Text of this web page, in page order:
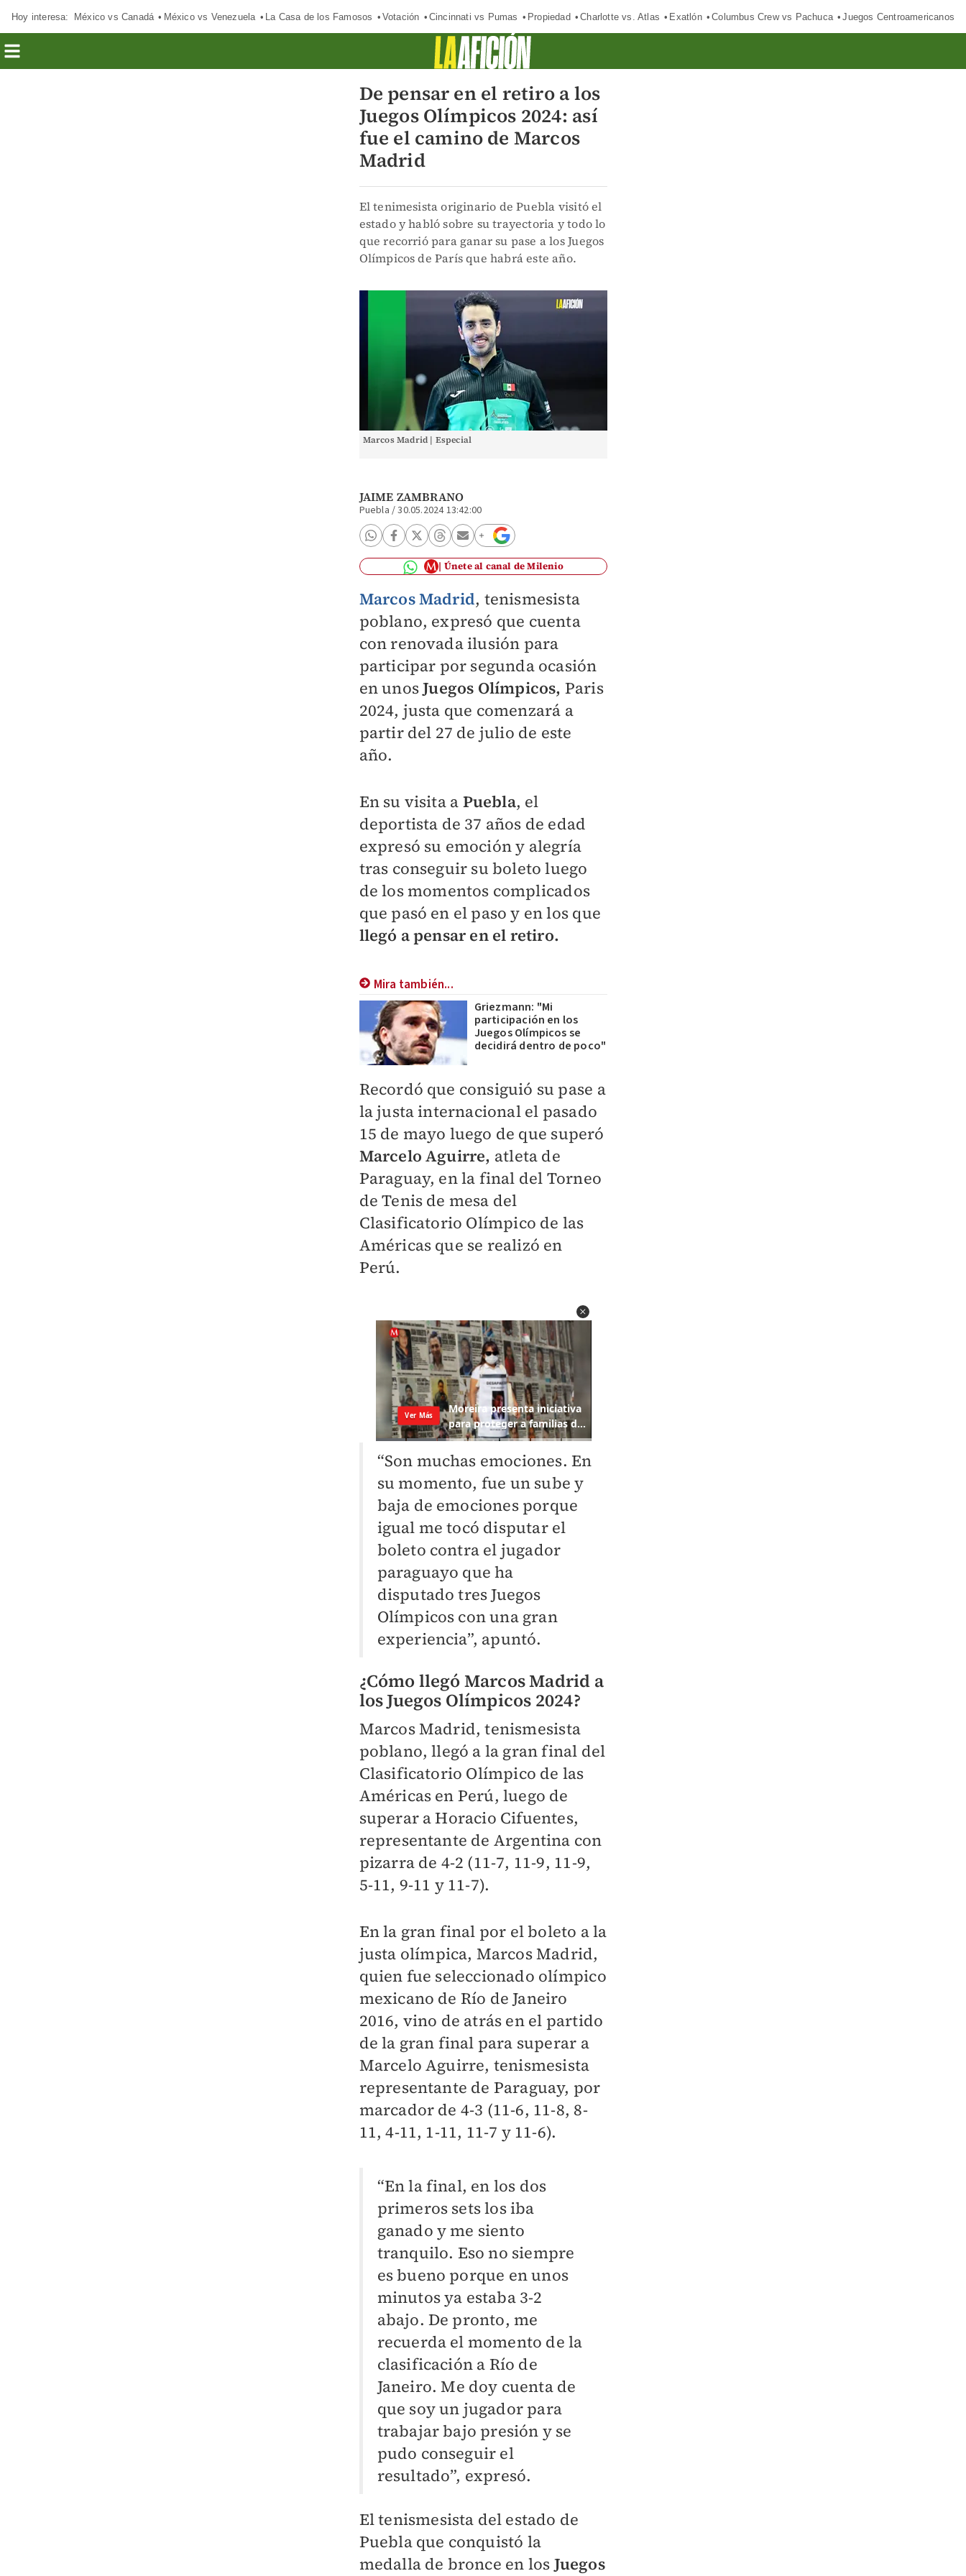
Hoy interesa: México vs Canadá México vs Venezuela La Casa de los Famosos Votación Cincinnati vs Pumas Propiedad Charlotte vs. Atlas Exatlón Columbus Crew vs Pachuca Juegos Centroamericanos
De pensar en el retiro a los
Juegos Olímpicos 2024: así
fue el camino de Marcos
Madrid
El tenimesista originario de Puebla visitó el
estado y habló sobre su trayectoria y todo lo
que recorrió para ganar su pase a los Juegos
Olímpicos de París que habrá este año.
Marcos Madrid | Especial
JAIME ZAMBRANO
Puebla /30.05.2024 13:42:00
Únete al canal de Milenio
Marcos Madrid, tenismesista
poblano, expresó que cuenta
con renovada ilusión para
participar por segunda ocasión
en unosJuegos Olímpicos, Paris
2024, justa que comenzará a
partir del 27 de julio de este
año.
En su visita a Puebla, el
deportista de 37 años de edad
expresó su emoción y alegría
tras conseguir su boleto luego
de los momentos complicados
que pasó en el paso y en los que
llegó a pensar en el retiro.
Mira también...
Griezmann: "Mi
participación en los
Juegos Olímpicos se
decidirá dentro de poco"
Recordó que consiguió su pase a
la justa internacional el pasado
15 de mayo luego de que superó
Marcelo Aguirre, atleta de
Paraguay, en la final del Torneo
de Tenis de mesa del
Clasificatorio Olímpico de las
Américas que se realizó en
Perú.
“Son muchas emociones. En
su momento, fue un sube y
baja de emociones porque
igual me tocó disputar el
boleto contra el jugador
paraguayo que ha
disputado tres Juegos
Olímpicos con una gran
experiencia”, apuntó.
¿Cómo llegó Marcos Madrid a
los Juegos Olímpicos 2024?
Marcos Madrid, tenismesista
poblano, llegó a la gran final del
Clasificatorio Olímpico de las
Américas en Perú, luego de
superar a Horacio Cifuentes,
representante de Argentina con
pizarra de 4-2 (11-7, 11-9, 11-9,
5-11, 9-11 y 11-7).
En la gran final por el boleto a la
justa olímpica, Marcos Madrid,
quien fue seleccionado olímpico
mexicano de Río de Janeiro
2016, vino de atrás en el partido
de la gran final para superar a
Marcelo Aguirre, tenismesista
representante de Paraguay, por
marcador de 4-3 (11-6, 11-8, 8-
11, 4-11, 1-11, 11-7 y 11-6).
“En la final, en los dos
primeros sets los iba
ganado y me siento
tranquilo. Eso no siempre
es bueno porque en unos
minutos ya estaba 3-2
abajo. De pronto, me
recuerda el momento de la
clasificación a Río de
Janeiro. Me doy cuenta de
que soy un jugador para
trabajar bajo presión y se
pudo conseguir el
resultado”, expresó.
El tenismesista del estado de
Puebla que conquistó la
medalla de bronce en los Juegos